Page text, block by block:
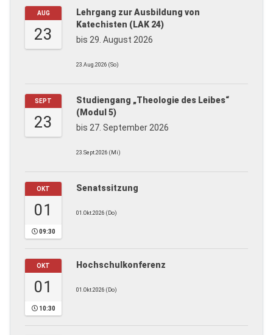
AUG
23
Lehrgang zur Ausbildung von
Katechisten (LAK 24)
bis 29. August 2026
23.Aug.2026 (So)
SEPT
23
Studiengang „Theologie des Leibes“
(Modul 5)
bis 27. September 2026
23.Sept.2026 (Mi)
OKT
01
09:30
Senatssitzung
01.Okt.2026 (Do)
OKT
01
10:30
Hochschulkonferenz
01.Okt.2026 (Do)